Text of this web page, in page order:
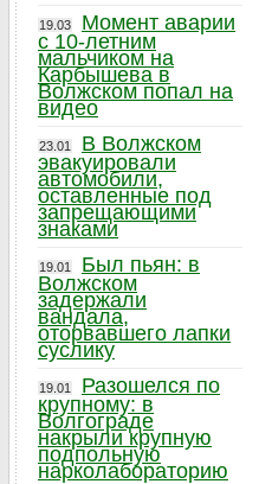
19.03
Момент аварии
с 10-летним
мальчиком на
Карбышева в
Волжском попал на
видео
23.01
В Волжском
эвакуировали
автомобили,
оставленные под
запрещающими
знаками
19.01
Был пьян: в
Волжском
задержали
вандала,
оторвавшего лапки
суслику
19.01
Разошелся по
крупному: в
Волгограде
накрыли крупную
подпольную
нарколабораторию